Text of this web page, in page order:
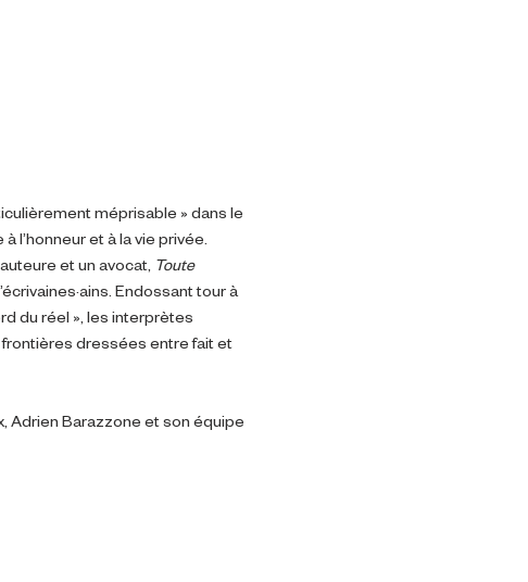
méprisable » dans le
l’honneur et à la vie privée.
et un avocat, Toute
Endossant tour à
du réel », les interprètes
frontières dressées entre fait et
Adrien Barazzone et son équipe